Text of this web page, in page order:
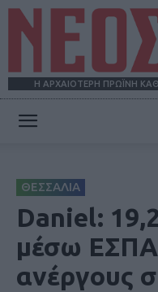
Η ΑΡΧΑΙΟΤΕΡΗ ΠΡΩΪΝΗ
ΘΕΣΣΑΛΙΑ
Daniel:
μέσω ΕΣΠΑ
ανέργους